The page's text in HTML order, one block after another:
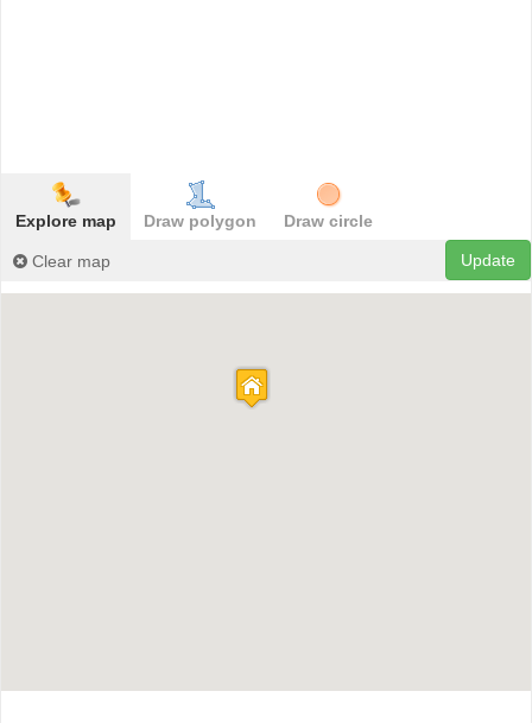
Explore map Draw polygon Draw circle
Clear map Update